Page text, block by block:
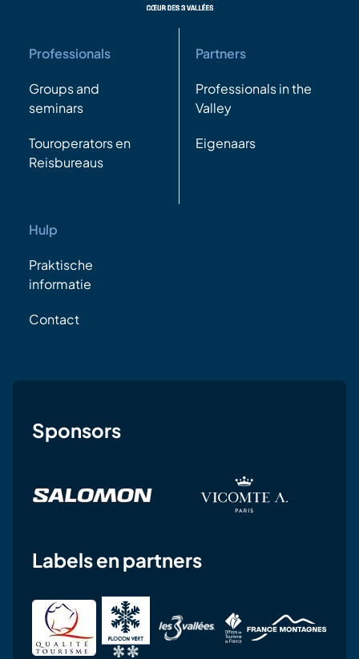
Professionals
Groups and
seminars
Touroperators en
Reisbureaus
Partners
Professionals in the
Valley
Eigenaars
Hulp
Praktische
informatie
Contact
Sponsors
Labels en partners